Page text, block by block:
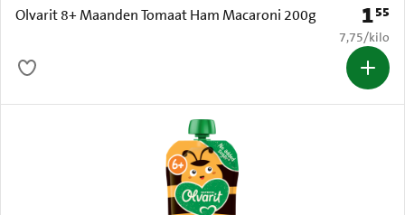
Olvarit 8+ Maanden Tomaat Ham Macaroni 200g Prijs:
155
€ 7,75 per
7,75/kilo